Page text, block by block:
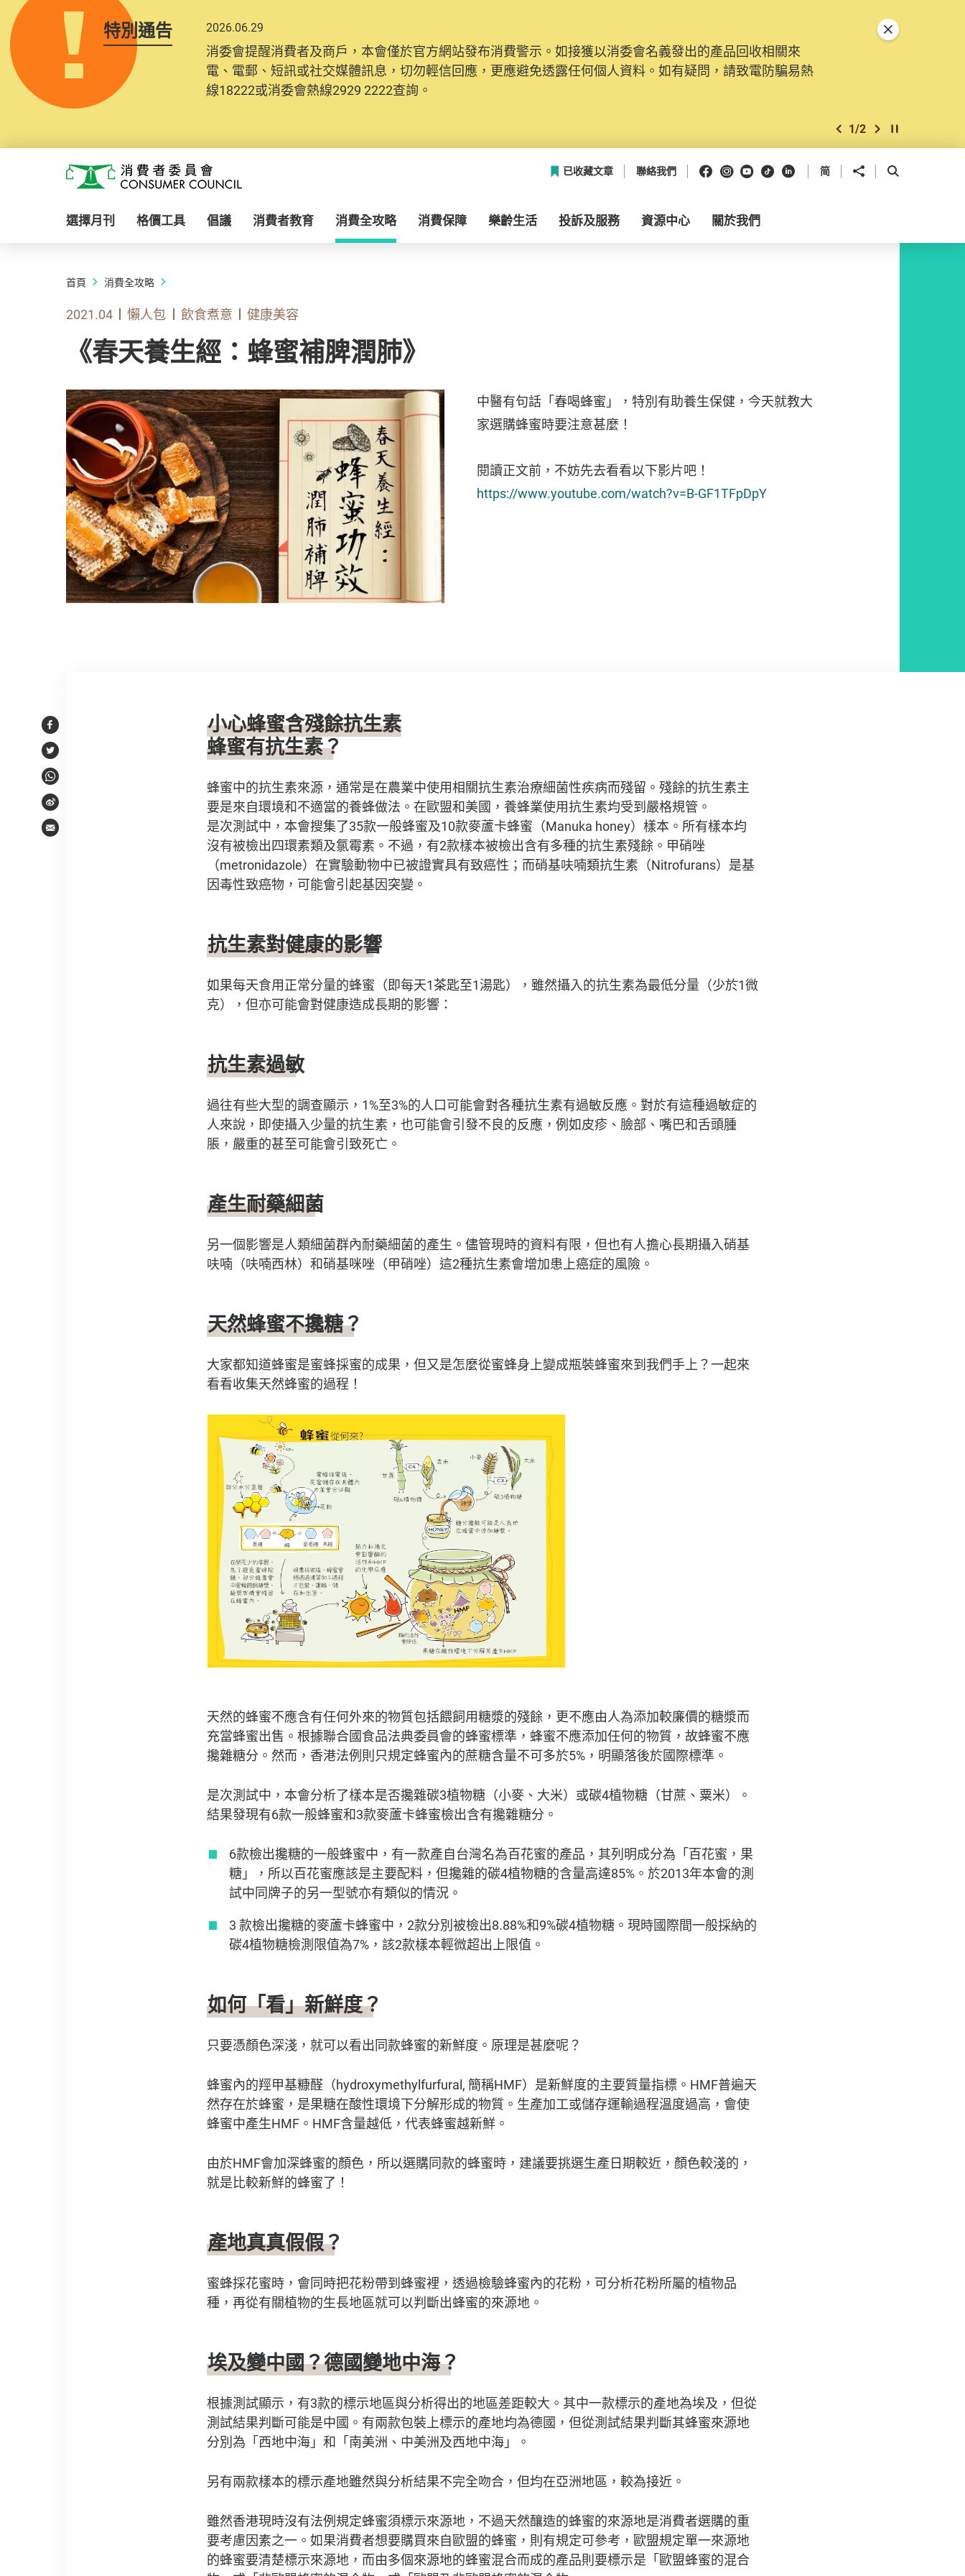
特別通告 2026.06.29
消委會提醒消費者及商戶，本會僅於官方網站發布消費警示。如接獲以消委會名義發出的產品回收相關來
電、電郵、短訊或社交媒體訊息，切勿輕信回應，更應避免透露任何個人資料。如有疑問，請致電防騙易熱
線18222或消委會熱線2929 2222查詢。
上一個
1/2 下一個開始/暫停幻燈
關閉特別通告
消費者委員會
已收藏文章 聯絡我們 Facebook
Instagram
Youtube
抖音領英 简 分享到 開啟搜尋框
選擇月刊 格價工具 倡議 消費者教育 消費全攻略 消費保障 樂齡生活 投訴及服務 資源中心 關於我們
首頁 消費全攻略
2021.04 懶人包 飲食煮意 健康美容
《春天養生經：蜂蜜補脾潤肺》
中醫有句話「春喝蜂蜜」，特別有助養生保健，今天就教大
家選購蜂蜜時要注意甚麼！
閱讀正文前，不妨先去看看以下影片吧！
https://www.youtube.com/watch?v=B-GF1TFpDpY
Facebook
Twitter
WhatsApp
Weibo
Email
小心蜂蜜含殘餘抗生素
蜂蜜有抗生素？
蜂蜜中的抗生素來源，通常是在農業中使用相關抗生素治療細菌性疾病而殘留。殘餘的抗生素主
要是來自環境和不適當的養蜂做法。在歐盟和美國，養蜂業使用抗生素均受到嚴格規管。
是次測試中，本會搜集了35款一般蜂蜜及10款麥蘆卡蜂蜜（Manuka honey）樣本。所有樣本均
沒有被檢出四環素類及氯霉素。不過，有2款樣本被檢出含有多種的抗生素殘餘。甲硝唑
（metronidazole）在實驗動物中已被證實具有致癌性；而硝基呋喃類抗生素（Nitrofurans）是基
因毒性致癌物，可能會引起基因突變。
抗生素對健康的影響
如果每天食用正常分量的蜂蜜（即每天1茶匙至1湯匙），雖然攝入的抗生素為最低分量（少於1微
克），但亦可能會對健康造成長期的影響：
抗生素過敏
過往有些大型的調查顯示，1%至3%的人口可能會對各種抗生素有過敏反應。對於有這種過敏症的
人來說，即使攝入少量的抗生素，也可能會引發不良的反應，例如皮疹、臉部、嘴巴和舌頭腫
脹，嚴重的甚至可能會引致死亡。
產生耐藥細菌
另一個影響是人類細菌群內耐藥細菌的產生。儘管現時的資料有限，但也有人擔心長期攝入硝基
呋喃（呋喃西林）和硝基咪唑（甲硝唑）這2種抗生素會增加患上癌症的風險。
天然蜂蜜不攙糖？
大家都知道蜂蜜是蜜蜂採蜜的成果，但又是怎麼從蜜蜂身上變成瓶裝蜂蜜來到我們手上？一起來
看看收集天然蜂蜜的過程！
天然的蜂蜜不應含有任何外來的物質包括餵飼用糖漿的殘餘，更不應由人為添加較廉價的糖漿而
充當蜂蜜出售。根據聯合國食品法典委員會的蜂蜜標準，蜂蜜不應添加任何的物質，故蜂蜜不應
攙雜糖分。然而，香港法例則只規定蜂蜜內的蔗糖含量不可多於5%，明顯落後於國際標準。
是次測試中，本會分析了樣本是否攙雜碳3植物糖（小麥、大米）或碳4植物糖（甘蔗、粟米）。
結果發現有6款一般蜂蜜和3款麥蘆卡蜂蜜檢出含有攙雜糖分。
6款檢出攙糖的一般蜂蜜中，有一款產自台灣名為百花蜜的產品，其列明成分為「百花蜜，果
糖」，所以百花蜜應該是主要配料，但攙雜的碳4植物糖的含量高達85%。於2013年本會的測
試中同牌子的另一型號亦有類似的情況。
3 款檢出攙糖的麥蘆卡蜂蜜中，2款分別被檢出8.88%和9%碳4植物糖。現時國際間一般採納的
碳4植物糖檢測限值為7%，該2款樣本輕微超出上限值。
如何「看」新鮮度？
只要憑顏色深淺，就可以看出同款蜂蜜的新鮮度。原理是甚麼呢？
蜂蜜內的羥甲基糠醛（hydroxymethylfurfural, 簡稱HMF）是新鮮度的主要質量指標。HMF普遍天
然存在於蜂蜜，是果糖在酸性環境下分解形成的物質。生產加工或儲存運輸過程溫度過高，會使
蜂蜜中產生HMF。HMF含量越低，代表蜂蜜越新鮮。
由於HMF會加深蜂蜜的顏色，所以選購同款的蜂蜜時，建議要挑選生產日期較近，顏色較淺的，
就是比較新鮮的蜂蜜了！
產地真真假假？
蜜蜂採花蜜時，會同時把花粉帶到蜂蜜裡，透過檢驗蜂蜜內的花粉，可分析花粉所屬的植物品
種，再從有關植物的生長地區就可以判斷出蜂蜜的來源地。
埃及變中國？德國變地中海？
根據測試顯示，有3款的標示地區與分析得出的地區差距較大。其中一款標示的產地為埃及，但從
測試結果判斷可能是中國。有兩款包裝上標示的產地均為德國，但從測試結果判斷其蜂蜜來源地
分別為「西地中海」和「南美洲、中美洲及西地中海」。
另有兩款樣本的標示產地雖然與分析結果不完全吻合，但均在亞洲地區，較為接近。
雖然香港現時沒有法例規定蜂蜜須標示來源地，不過天然釀造的蜂蜜的來源地是消費者選購的重
要考慮因素之一。如果消費者想要購買來自歐盟的蜂蜜，則有規定可參考，歐盟規定單一來源地
的蜂蜜要清楚標示來源地，而由多個來源地的蜂蜜混合而成的產品則要標示是「歐盟蜂蜜的混合